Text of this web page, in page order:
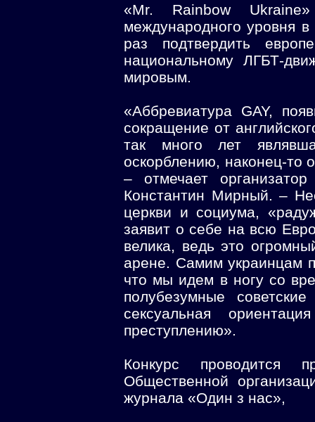
«Mr. Rainbow
международного уровня
раз подтвердить
национальному ЛГБТ-
мировым.
«Аббревиатура GAY,
сокращение от
так много лет
оскорблению, наконец-то
– отмечает
Константин Мирный. –
церкви и социума,
заявит о себе на всю
велика, ведь это
арене. Самим украинцам
что мы идем в ногу со
полубезумные
сексуальная
преступлению».
Конкурс проводится
Общественной
журнала «Один з нас»,